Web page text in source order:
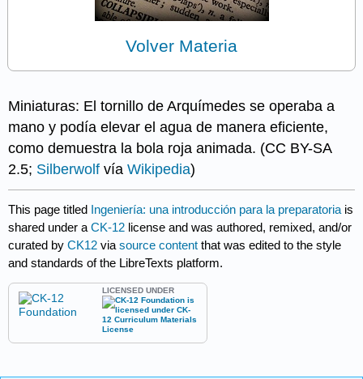
Volver Materia
Miniaturas: El tornillo de Arquímedes se operaba a
mano y podía elevar el agua de manera eficiente,
como demuestra la bola roja animada. (CC BY-SA
2.5; Silberwolf víaWikipedia)
This page titled Ingeniería: una introducción para la preparatoria is
shared under aCK-12 license and was authored, remixed, and/or
curated byCK12 viasource content that was edited to the style
and standards of the LibreTexts platform.
LICENSED UNDER